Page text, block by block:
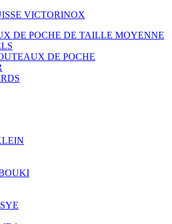
VICTORINOX
DE POCHE DE TAILLE MOYENNE
DE POCHE